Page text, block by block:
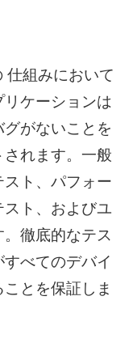
仕組みにおいて
ケーションは
がないことを
れます。一般
ト、パフォー
ト、およびユ
徹底的なテス
べてのデバイ
とを保証しま